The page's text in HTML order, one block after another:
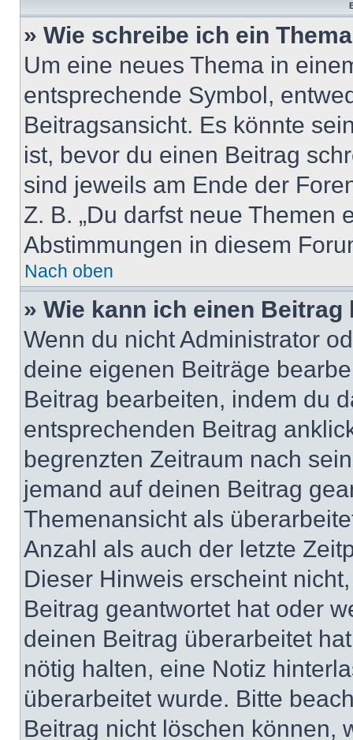
» Wie schreibe ich ein
Um eine neues Thema in
entsprechende Symbol,
Beitragsansicht. Es könnte
ist, bevor du einen Beitrag
sind jeweils am Ende der
Z. B. „Du darfst neue Themen
Abstimmungen in diesem
Nach oben
» Wie kann ich einen
Wenn du nicht Administrator
deine eigenen Beiträge
Beitrag bearbeiten, indem du
entsprechenden Beitrag
begrenzten Zeitraum nach
jemand auf deinen Beitrag
Themenansicht als
Anzahl als auch der letzte
Dieser Hinweis erscheint
Beitrag geantwortet hat oder
deinen Beitrag überarbeitet
nötig halten, eine Notiz
überarbeitet wurde. Bitte
Beitrag nicht löschen können,